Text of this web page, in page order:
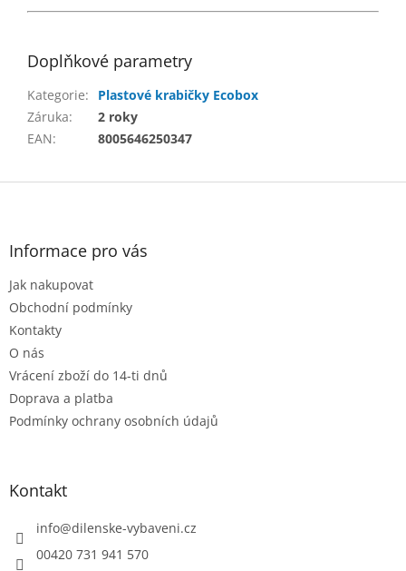
Doplňkové parametry
Kategorie:
Plastové krabičky Ecobox
Záruka:
2 roky
EAN: 8005646250347
Z
Informace pro vás
Jak nakupovat
Obchodní podmínky
Kontakty
O nás
Vrácení zboží do 14-ti dnů
Doprava a platba
Podmínky ochrany osobních údajů
Kontakt
info@dilenske-vybaveni.cz
00420 731 941 570